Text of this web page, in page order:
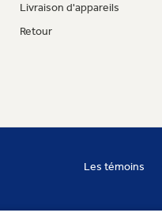
Livraison d'appareils
Retour
Les témoins